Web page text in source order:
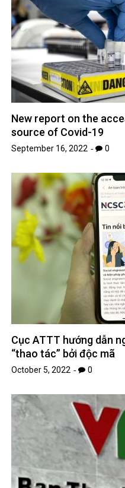
New report on the
source of Covid-19
September 16, 2022 0
Cục ATTT hướng dẫn
“thao tác” bởi độc mã
October 5, 2022 0